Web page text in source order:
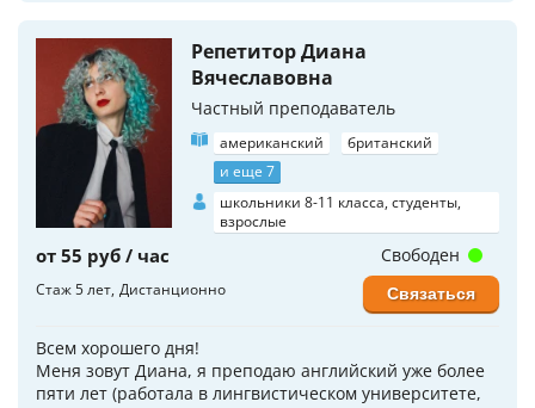
Репетитор Диана
Вячеславовна
Частный преподаватель
американский
британский
и еще 7
школьники 8-11 класса, студенты,
взрослые
от 55 руб / час
Стаж 5 лет Дистанционно
Всем хорошего дня!
Меня зовут Диана, я преподаю английский уже более
пяти лет (работала в лингвистическом университете,
Свободен
Связаться